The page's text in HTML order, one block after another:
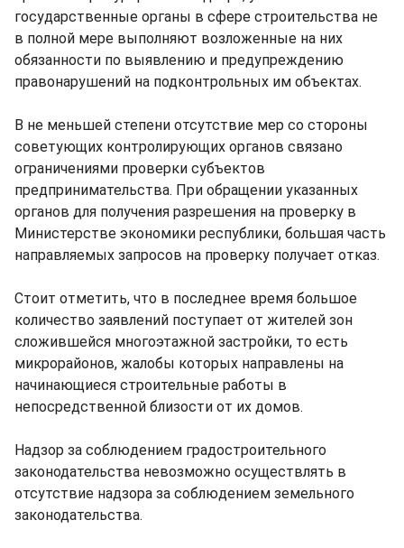
государственные органы в сфере строительства не
в полной мере выполняют возложенные на них
обязанности по выявлению и предупреждению
правонарушений на подконтрольных им объектах.
В не меньшей степени отсутствие мер со стороны
советующих контролирующих органов связано
ограничениями проверки субъектов
предпринимательства. При обращении указанных
органов для получения разрешения на проверку в
Министерстве экономики республики, большая часть
направляемых запросов на проверку получает отказ.
Стоит отметить, что в последнее время большое
количество заявлений поступает от жителей зон
сложившейся многоэтажной застройки, то есть
микрорайонов, жалобы которых направлены на
начинающиеся строительные работы в
непосредственной близости от их домов.
Надзор за соблюдением градостроительного
законодательства невозможно осуществлять в
отсутствие надзора за соблюдением земельного
законодательства.